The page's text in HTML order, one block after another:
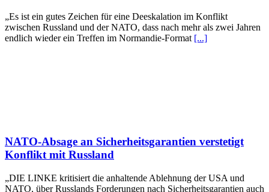
„Es ist ein gutes Zeichen für eine Deeskalation im Konflikt
zwischen Russland und der NATO, dass nach mehr als zwei Jahren
endlich wieder ein Treffen im Normandie-Format [...]
NATO-Absage an Sicherheitsgarantien verstetigt
Konflikt mit Russland
„DIE LINKE kritisiert die anhaltende Ablehnung der USA und
NATO, über Russlands Forderungen nach Sicherheitsgarantien auch